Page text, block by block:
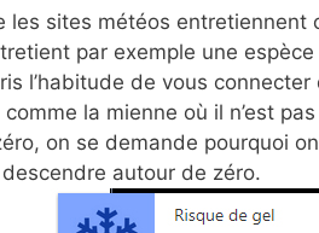
les sites météos entretiennent
par exemple une
l’habitude de vous
la mienne où il n’est
on se demande pourquoi
autour de zéro.